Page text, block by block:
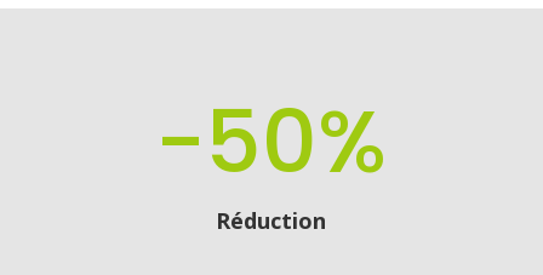
-50%
Réduction